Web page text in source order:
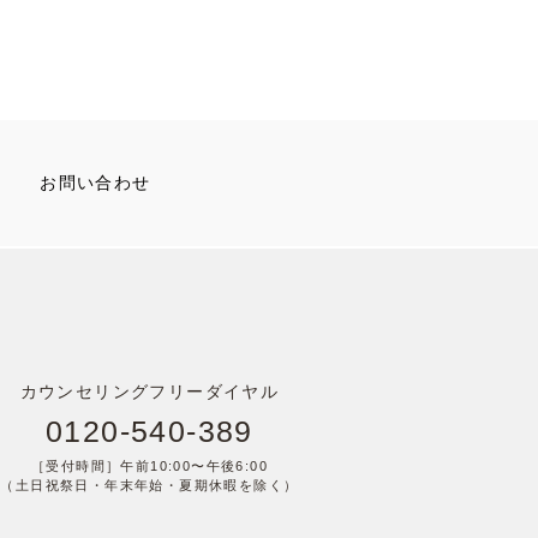
お問い合わせ
カウンセリングフリーダイヤル
0120-540-389
［受付時間］午前10:00〜午後6:00
（土日祝祭日・年末年始・夏期休暇を除く）